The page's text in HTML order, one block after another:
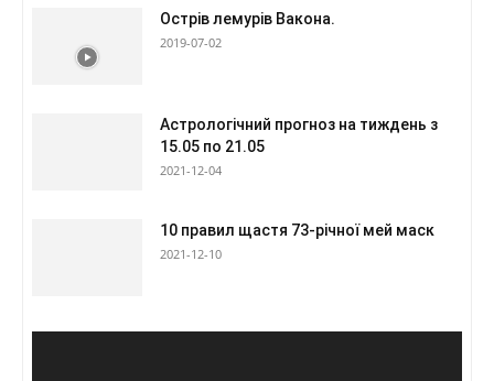
Острів лемурів Вакона.
2019-07-02
Астрологічний прогноз на тиждень з
15.05 по 21.05
2021-12-04
10 правил щастя 73-річної мей маск
2021-12-10